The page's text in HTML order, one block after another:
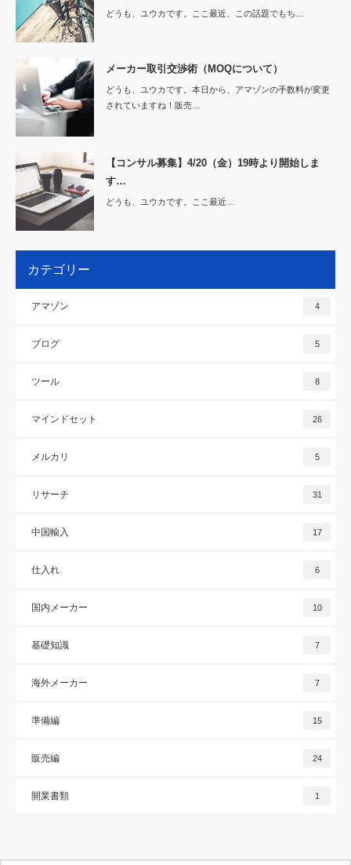
どうも、ユウカです。ここ最近、この話題でもち…
メーカー取引交渉術（MOQについて）
どうも、ユウカです。本日から、アマゾンの手数料が変更
されていますね！販売…
【コンサル募集】4/20（金）19時より開始しま
す…
どうも、ユウカです。ここ最近…
カテゴリー
アマゾン 4
ブログ 5
ツール 8
マインドセット 26
メルカリ 5
リサーチ 31
中国輸入 17
仕入れ 6
国内メーカー 10
基礎知識 7
海外メーカー 7
準備編 15
販売編 24
開業書類 1